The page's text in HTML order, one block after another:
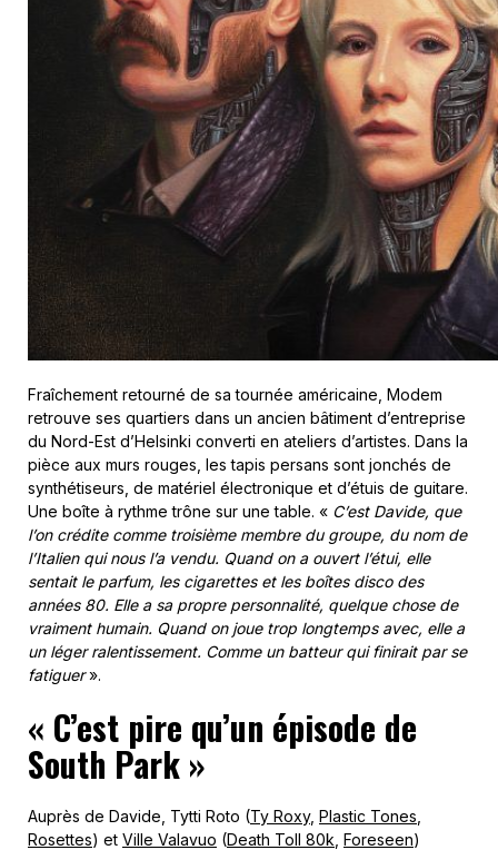
Fraîchement retourné de sa tournée américaine, Modem
retrouve ses quartiers dans un ancien bâtiment d’entreprise
du Nord-Est d’Helsinki converti en ateliers d’artistes. Dans la
pièce aux murs rouges, les tapis persans sont jonchés de
synthétiseurs, de matériel électronique et d’étuis de guitare.
Une boîte à rythme trône sur une table. « C’est Davide, que
l’on crédite comme troisième membre du groupe, du nom de
l’Italien qui nous l’a vendu. Quand on a ouvert l’étui, elle
sentait le parfum, les cigarettes et les boîtes disco des
années 80. Elle a sa propre personnalité, quelque chose de
vraiment humain. Quand on joue trop longtemps avec, elle a
un léger ralentissement. Comme un batteur qui finirait par se
fatiguer».
« C’est pire qu’un épisode de
South Park »
Auprès de Davide, Tytti Roto (Ty Roxy, Plastic Tones
Rosettes) et Ville Valavuo (Death Toll 80k Foreseen)